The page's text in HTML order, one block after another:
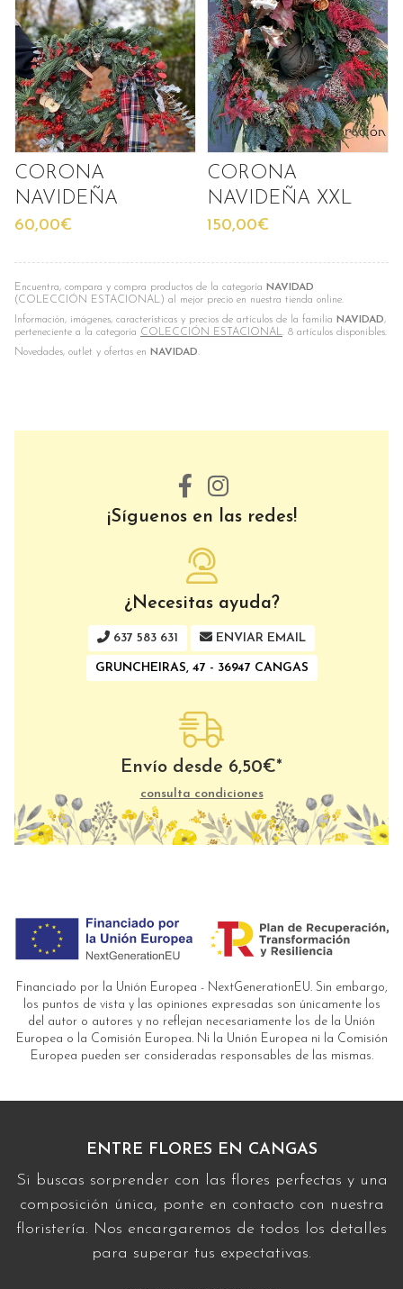
Encuentra, compara y compra productos de la categoría NAVIDAD
(COLECCIÓN ESTACIONAL) al mejor precio en nuestra tienda online.
Información, imágenes, características y precios de artículos de la familia NAVIDAD,
perteneciente a la categoría COLECCIÓN ESTACIONAL. 8 artículos disponibles.
Novedades, outlet y ofertas en NAVIDAD.
CORONA
NAVIDEÑA
60,00€
CORONA
NAVIDEÑA XXL
150,00€
¡Síguenos en las redes!
¿Necesitas ayuda?
637 583 631 ENVIAR EMAIL
GRUNCHEIRAS, 47 - 36947 CANGAS
Envío desde 6,50€*
consulta condiciones
Financiado por la Unión Europea - NextGenerationEU. Sin embargo,
los puntos de vista y las opiniones expresadas son únicamente los
del autor o autores y no reflejan necesariamente los de la Unión
Europea o la Comisión Europea. Ni la Unión Europea ni la Comisión
Europea pueden ser consideradas responsables de las mismas.
ENTRE FLORES EN CANGAS
Si buscas sorprender con las flores perfectas y una
composición única, ponte en contacto con nuestra
floristería. Nos encargaremos de todos los detalles
para superar tus expectativas.